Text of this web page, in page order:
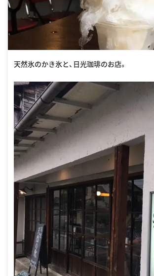
天然氷のかき氷と、日光珈琲のお店。